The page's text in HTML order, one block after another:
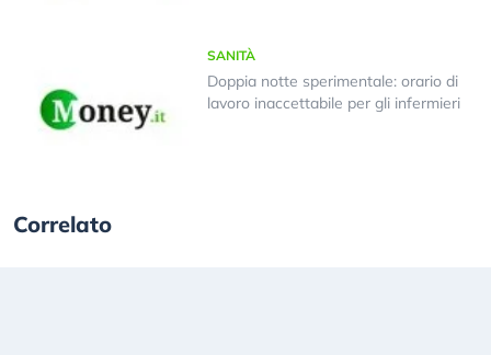
SANITÀ
Doppia notte sperimentale: orario di
lavoro inaccettabile per gli infermieri
Correlato